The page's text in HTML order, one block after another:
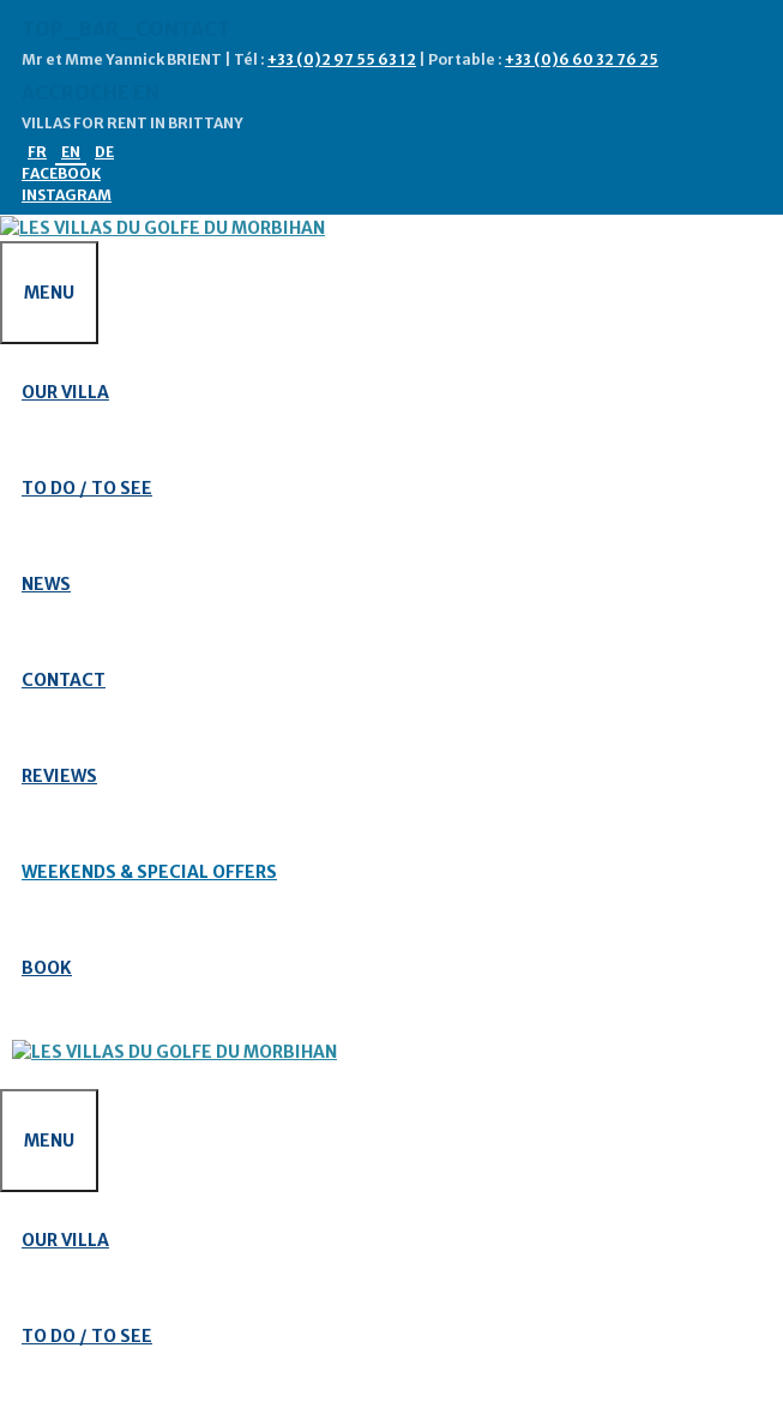
content
Mr et Mme Yannick BRIENT | Tél : +33 (0)2 97 55 63 12 | Portable : +33 (0)6 60 32 76 25
VILLAS FOR RENT IN BRITTANY
FR
EN
DE
FACEBOOK
INSTAGRAM
MENU
OUR VILLA
TO DO / TO SEE
NEWS
CONTACT
REVIEWS
WEEKENDS & SPECIAL OFFERS
BOOK
MENU
OUR VILLA
TO DO / TO SEE